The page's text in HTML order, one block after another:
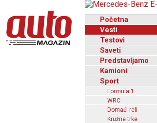
Početna
Vesti
Testovi
Saveti
Predstavljamo
Kamioni
Sport
Formula 1
WRC
Domaći reli
Kružne trke